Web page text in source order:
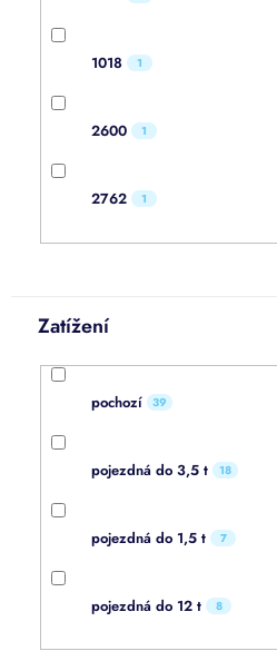
1018 1
2600 1
2762 1
Zatížení
pochozí 39
pojezdná do 3,5 t 18
pojezdná do 1,5 t 7
pojezdná do 12 t 8